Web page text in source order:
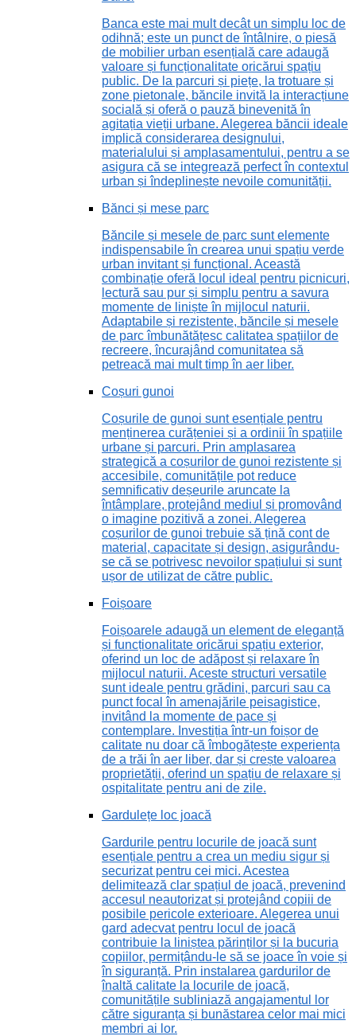
Banca este mai mult decât un simplu loc de
odihnă; este un punct de întâlnire, o piesă
de mobilier urban esențială care adaugă
valoare și funcționalitate oricărui spațiu
public. De la parcuri și piețe, la trotuare și
zone pietonale, băncile invită la interacțiune
socială și oferă o pauză binevenită în
agitația vieții urbane. Alegerea băncii ideale
implică considerarea designului,
materialului și amplasamentului, pentru a se
asigura că se integrează perfect în contextul
urban și îndeplinește nevoile comunității.
Bănci și mese parc
Băncile și mesele de parc sunt elemente
indispensabile în crearea unui spațiu verde
urban invitant și funcțional. Această
combinație oferă locul ideal pentru picnicuri,
lectură sau pur și simplu pentru a savura
momente de liniște în mijlocul naturii.
Adaptabile și rezistente, băncile și mesele
de parc îmbunătățesc calitatea spațiilor de
recreere, încurajând comunitatea să
petreacă mai mult timp în aer liber.
Coșuri gunoi
Coșurile de gunoi sunt esențiale pentru
menținerea curățeniei și a ordinii în spațiile
urbane și parcuri. Prin amplasarea
strategică a coșurilor de gunoi rezistente și
accesibile, comunitățile pot reduce
semnificativ deșeurile aruncate la
întâmplare, protejând mediul și promovând
o imagine pozitivă a zonei. Alegerea
coșurilor de gunoi trebuie să țină cont de
material, capacitate și design, asigurându-
se că se potrivesc nevoilor spațiului și sunt
ușor de utilizat de către public.
Foișoare
Foișoarele adaugă un element de eleganță
și funcționalitate oricărui spațiu exterior,
oferind un loc de adăpost și relaxare în
mijlocul naturii. Aceste structuri versatile
sunt ideale pentru grădini, parcuri sau ca
punct focal în amenajările peisagistice,
invitând la momente de pace și
contemplare. Investiția într-un foișor de
calitate nu doar că îmbogățește experiența
de a trăi în aer liber, dar și crește valoarea
proprietății, oferind un spațiu de relaxare și
ospitalitate pentru ani de zile.
Gardulețe loc joacă
Gardurile pentru locurile de joacă sunt
esențiale pentru a crea un mediu sigur și
securizat pentru cei mici. Acestea
delimitează clar spațiul de joacă, prevenind
accesul neautorizat și protejând copiii de
posibile pericole exterioare. Alegerea unui
gard adecvat pentru locul de joacă
contribuie la liniștea părinților și la bucuria
copiilor, permițându-le să se joace în voie și
în siguranță. Prin instalarea gardurilor de
înaltă calitate la locurile de joacă,
comunitățile subliniază angajamentul lor
către siguranța și bunăstarea celor mai mici
membri ai lor.